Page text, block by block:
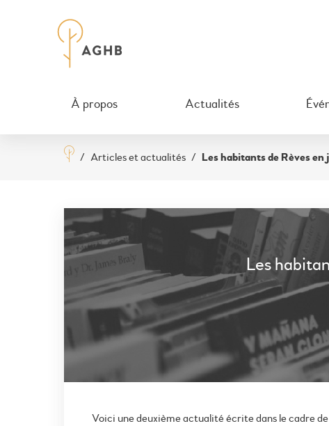
À propos Actualités
/ Articles et actualités / Les habitants de Rèves
Les
Voici une deuxième actualité écrite dans le cadre de